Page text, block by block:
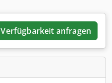
Verfügbarkeit anfragen